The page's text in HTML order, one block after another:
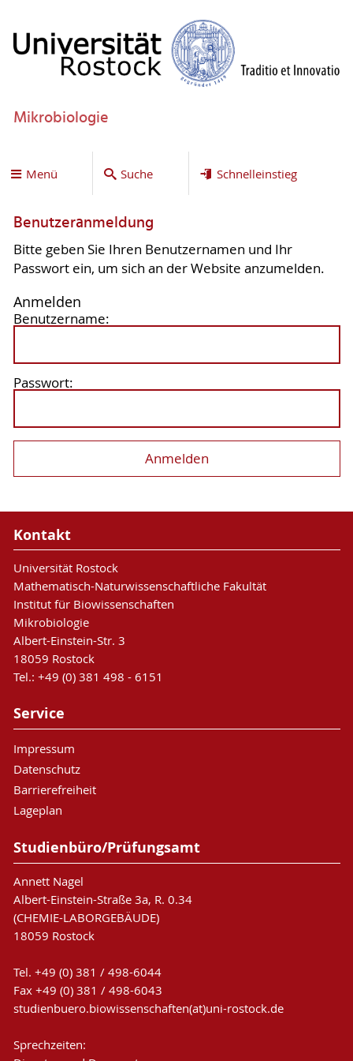
Mikrobiologie
Menü Suche Schnelleinstieg
Benutzeranmeldung
Bitte geben Sie Ihren Benutzernamen und Ihr
Passwort ein, um sich an der Website anzumelden.
Anmelden
Benutzername:
Passwort:
Kontakt
Universität Rostock
Mathematisch-Naturwissenschaftliche Fakultät
Institut für Biowissenschaften
Mikrobiologie
Albert-Einstein-Str. 3
18059 Rostock
Tel.: +49 (0) 381 498 - 6151
Service
Impressum
Datenschutz
Barrierefreiheit
Lageplan
Studienbüro/Prüfungsamt
Annett Nagel
Albert-Einstein-Straße 3a, R. 0.34
(CHEMIE-LABORGEBÄUDE)
18059 Rostock
Tel. +49 (0) 381 / 498-6044
Fax +49 (0) 381 / 498-6043
studienbuero.biowissenschaften(at)uni-rostock.de
Sprechzeiten: